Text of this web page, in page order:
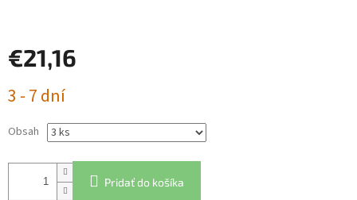
€21,16
cena:
3 - 7 dní
Obsah
Pridať do košíka